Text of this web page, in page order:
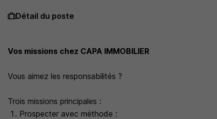
Détail du poste
Vos missions chez CAPA IMMOBILIER
Vous aimez les responsabilités ?
Trois missions principales :
Prospecter avec méthode :